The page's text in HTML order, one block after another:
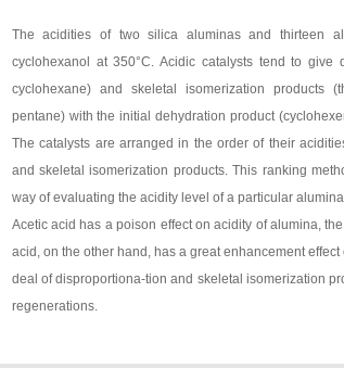
The acidities of two silica aluminas and thirteen
cyclohexanol at 350°C. Acidic catalysts tend to give
cyclohexane) and skeletal isomerization products
pentane) with the initial dehydration product
The catalysts are arranged in the order of their
and skeletal isomerization products. This ranking
way of evaluating the acidity level of a particular
Acetic acid has a poison effect on acidity of alumina,
acid, on the other hand, has a great enhancement
deal of disproportiona-tion and skeletal isomerization
regenerations.